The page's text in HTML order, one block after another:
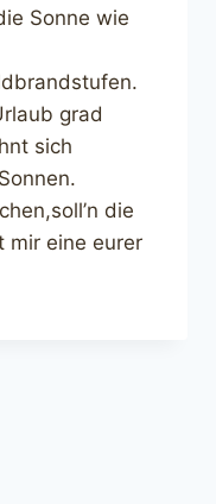
Sonne wie
grad
sich
die
mir eine eurer